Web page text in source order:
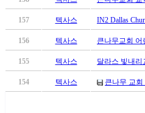
안
브
국
157 텍사스 IN2 Dallas
156 텍사스 큰나무교회 어
155 텍사스 달라스 빛내리
154 텍사스 큰나무 교